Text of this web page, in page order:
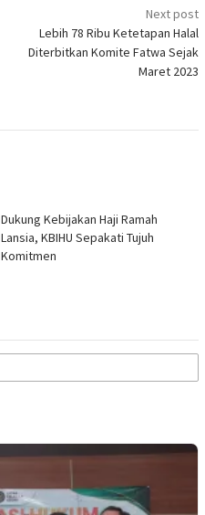
Next post
Lebih 78 Ribu Ketetapan Halal
Diterbitkan Komite Fatwa Sejak
Maret 2023
Dukung Kebijakan Haji Ramah
Lansia, KBIHU Sepakati Tujuh
Komitmen